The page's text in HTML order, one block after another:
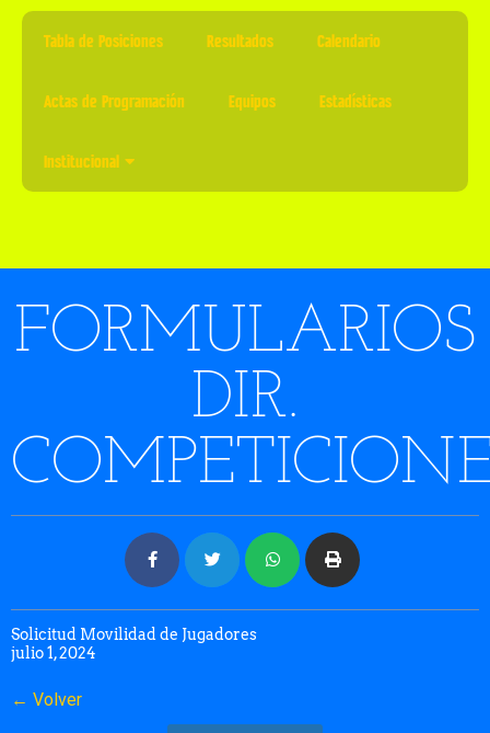
Tabla de Posiciones Resultados Calendario
Actas de Programación Equipos Estadísticas
Institucional
FORMULARIOS
DIR.
Solicitud Movilidad de Jugadores
julio 1, 2024
← Volver